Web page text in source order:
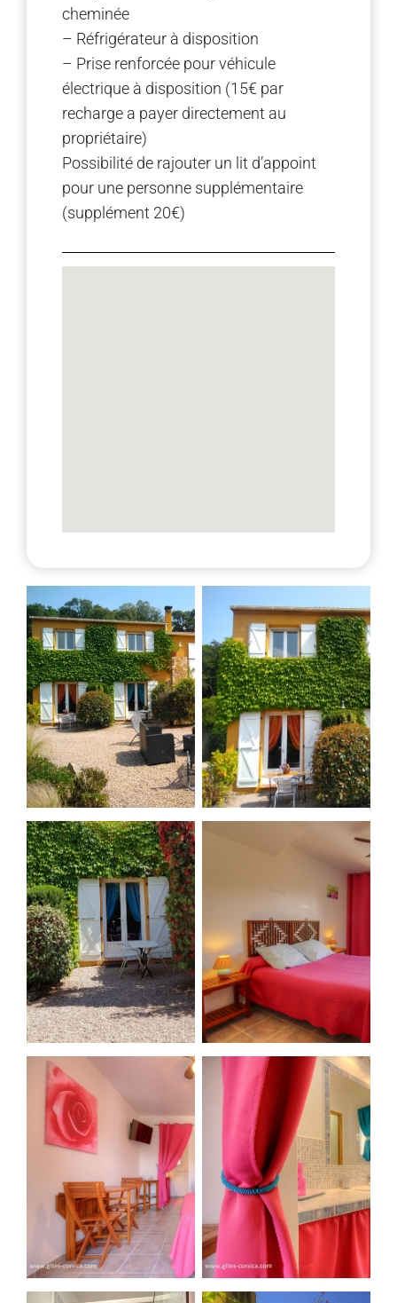
cheminée
– Réfrigérateur à disposition
– Prise renforcée pour véhicule
électrique à disposition (15€ par
recharge a payer directement au
propriétaire)
Possibilité de rajouter un lit d’appoint
pour une personne supplémentaire
(supplément 20€)